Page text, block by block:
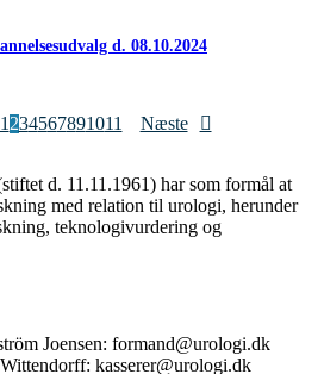
d. 08.10.2024
1 234567891011 Næste
d. 11.11.1961) har som formål at
med relation til urologi, herunder
teknologivurdering og
Joensen: formand@urologi.dk
kasserer@urologi.dk